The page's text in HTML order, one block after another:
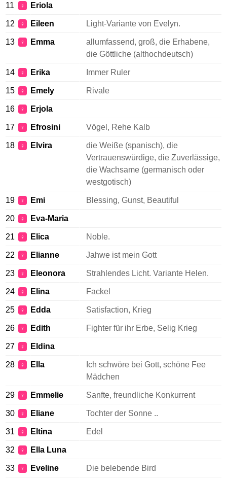
11 ♀ Eriola
12 ♀ Eileen Light-Variante von Evelyn.
13 ♀ Emma
allumfassend, groß, die Erhabene,
die Göttliche (althochdeutsch)
14 ♀ Erika Immer Ruler
15 ♀ Emely Rivale
16 ♀ Erjola
17 ♀ Efrosini Vögel, Rehe Kalb
18 ♀ Elvira
die Weiße (spanisch), die
Vertrauenswürdige, die Zuverlässige,
die Wachsame (germanisch oder
westgotisch)
19 ♀ Emi Blessing, Gunst, Beautiful
20 ♀ Eva-Maria
21 ♀ Elica Noble.
22 ♀ Elianne Jahwe ist mein Gott
23 ♀ Eleonora Strahlendes Licht. Variante Helen.
24 ♀ Elina Fackel
25 ♀ Edda Satisfaction, Krieg
26 ♀ Edith Fighter für ihr Erbe, Selig Krieg
27 ♀ Eldina
28 ♀ Ella
Ich schwöre bei Gott, schöne Fee
Mädchen
29 ♀ Emmelie Sanfte, freundliche Konkurrent
30 ♀ Eliane Tochter der Sonne ..
31 ♀ Eltina Edel
32 ♀ Ella Luna
33 ♀ Eveline Die belebende Bird